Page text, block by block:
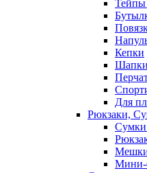
Тейпы
Кепки
Шапки
Для
Рюкзаки,
Сумки
Мини-